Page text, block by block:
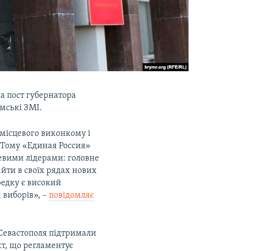
пост губернатора
ЗМІ.
виконкому і
«Единая Россия»
лідерами: головне
в своїх рядах нових
є високий
виборів», –повідомляє
підтримали
що регламентує